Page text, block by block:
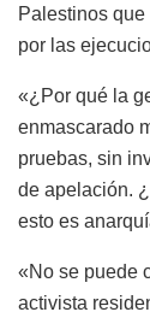
Palestinos
por las
«¿Por qué la
enmascarado
pruebas, sin
de apelación.
esto es
«No se puede
activista